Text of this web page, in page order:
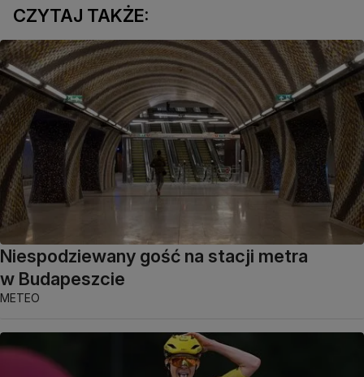
CZYTAJ TAKŻE:
Niespodziewany gość na stacji metra
w Budapeszcie
METEO